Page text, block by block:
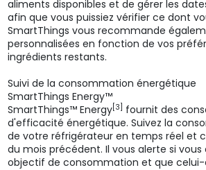
aliments disponibles et de gérer les
afin que vous puissiez vérifier ce dont
SmartThings vous recommande
personnalisées en fonction de vos
ingrédients restants.
Suivi de la consommation énergétique
SmartThings Energy™
SmartThings™ Energy[3] fournit des
d'efficacité énergétique. Suivez la
de votre réfrigérateur en temps réel et
du mois précédent. Il vous alerte si vous
objectif de consommation et que celui-